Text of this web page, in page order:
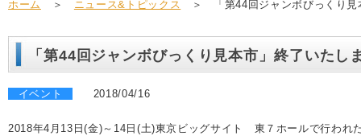
ホーム ＞ ニュース&トピックス ＞ 「第44回ジャンボびっくり見
「第44回ジャンボびっくり見本市」終了いたし
イベント 2018/04/16
2018年4月13日(金)～14日(土)東京ビッグサイト 東７ホールで行われ